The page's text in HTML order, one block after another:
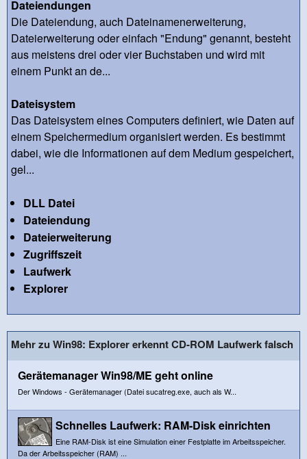
Dateiendungen
Die Dateiendung, auch Dateinamenerweiterung,
Dateierweiterung oder einfach "Endung" genannt, besteht
aus meistens drei oder vier Buchstaben und wird mit
einem Punkt an de...
Dateisystem
Das Dateisystem eines Computers definiert, wie Daten auf
einem Speichermedium organisiert werden. Es bestimmt
dabei, wie die Informationen auf dem Medium gespeichert,
gel...
DLL Datei
Dateiendung
Dateierweiterung
Zugriffszeit
Laufwerk
Explorer
Mehr zu Win98: Explorer erkennt CD-ROM Laufwerk falsch
Gerätemanager Win98/ME geht online
Der Windows - Gerätemanager (Datei sucatreg.exe, auch als W...
Schnelles Laufwerk: RAM-Disk einrichten
Eine RAM-Disk ist eine Simulation einer Festplatte im Arbeitsspeicher.
Da der Arbeitsspeicher (RAM) ...